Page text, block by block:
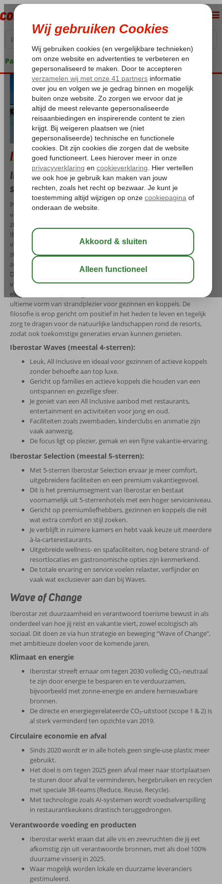
Pakketgarantie
Iberostar Beachfront Resorts
Iberostar Beachfront Resorts - jouw
strandvakantie, perfect geregeld
Prachtige stranden, uitmuntende service en alles wat je nodig hebt
voor een onbezorgd vakantiegevoel. Bij Iberostar Bechfront Resorts
zit je goed: relaxen, genieten en herinneringen maken, zonder gedoe.
Iberostar Beachfront Resorts is een toonaangevende hotelketen in
verantwoord toerisme met 4- en 5-sterrenhotels aan de mooiste
stranden ter wereld. Je vindt de strandresorts op bestemmingen
zoals Mallorca, de Canarische Eilanden, Andalusië, Kreta en Marokko.
De hotels zijn ingedeeld in drie segmenten: JOIA by Iberostar, met
voortreffelijke en persoonlijke service; Iberostar Selection, waar
elegantie en ontspanning samenkomen en Iberostar Waves, de
ultieme vorm van strandplezier voor gezinnen en koppels. De
filosofie is erop gericht om positief in het heden te leven en tegelijk
zorg te dragen voor de natuurlijke landschappen rond de resorts,
zodat ook toekomstige generaties ervan kunnen genieten.
Iberostar Waves (meestal 4-sterren):
Leuk, All Inclusive en ideaal voor gezinnen of actieve koppels
zonder behoefte aan top luxe.
Gericht op families en actieve koppels die houden van een
ontspannen en gezellige sfeer.
Je geniet van een All Inclusive aanbod met restaurants,
entertainment en activiteiten voor jong en oud.
Faciliteiten zoals zwembaden, kinderclubs en animatie zijn
vaak aanwezig.
De focus ligt op plezier, gemak en een fijne vakantie-ervaring.
Iberostar Selection (meestal 5-sterren):
Met 5-sterren Iberostar Selection ervaar je meer comfort,
uitgebreidere faciliteiten en een premium vakantiegevoel.
Dit is het premiumsegment van Iberostar en bestaat
voornamelijk uit 5-sterrenhotels met een hoger serviceniveau.
Gericht op premiumliefhebbers, gezinnen en koppels die nét
wat extra comfort en stijl zoeken.
Je verblijft in ruimere kamers en hebt vaak keuze uit meerdere
à-la-carterestaurants.
Uitgebreide wellness- en spafaciliteiten, nog betere strand- of
resortlocaties en gastronomische opties zijn kenmerkend.
De totale ervaring en service voelen relaxter, verfijnder en
vaak wat exclusiever aan dan bij Waves.
Wave of Change
Iberostar zet duurzaamheid en verantwoord toerisme bewust in als
onderdeel van hoe jij reist en vakantie viert, zowel ecologisch als
sociaal. Dit doen ze via hun strategie en beweging “Wave of Change”,
met ambitieuze doelen voor de komende jaren.
Klimaat en energie
Iberostar streeft ernaar om tegen 2030 volledig CO₂-neutraal
te zijn door energie te besparen en te verduurzamen,
bijvoorbeeld met zonne-energie en andere hernieuwbare
bronnen.
De directe en energiegerelateerde CO₂-uitstoot (scope 1 & 2) is
al sterk verminderd ten opzichte van 2019.
Circulaire economie en afval
Sinds 2020 wordt er in alle hotels geen single-use plastic meer
gebruikt.
Het doel is om tegen 2025 geen afval meer naar stortplaatsen
te sturen door afval te verminderen, hergebruiken en recyclen
met speciale 3R-teams (Reduce, Reuse, Recycle).
Met technologie zoals AI-systemen wordt voedselverspilling
in restaurantkeukens drastisch teruggedrongen.
Verantwoorde voeding en producten
Iberostar werkt eraan dat alle vis en zeevruchten die jij eet
afkomstig zijn uit verantwoorde bronnen, met als doel 100%
duurzame visserij in 2025.
Waar mogelijk worden lokale en duurzame leveranciers
gestimuleerd.